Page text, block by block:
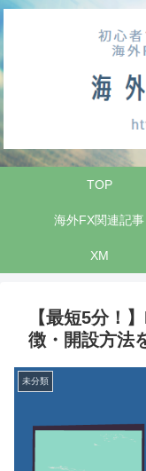
TOP
海外FX関連記事
XM
【最短5分！
徴・開設方法
未分類